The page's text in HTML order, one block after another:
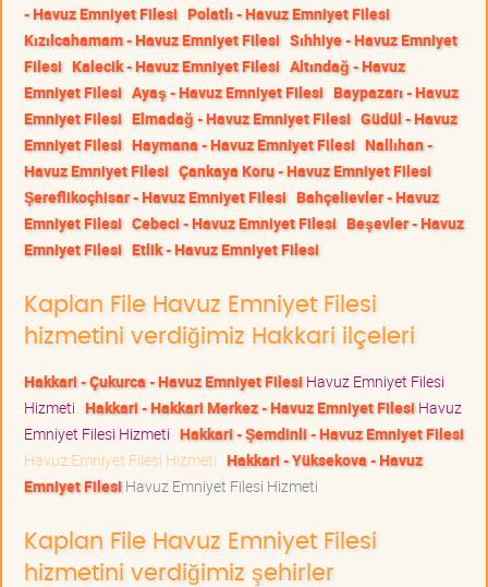
- Havuz Emniyet Filesi Polatlı - Havuz Emniyet Filesi
Kızılcahamam - Havuz Emniyet Filesi Sıhhiye - Havuz Emniyet
Filesi Kalecik - Havuz Emniyet Filesi Altındağ - Havuz
Emniyet Filesi Ayaş - Havuz Emniyet Filesi Baypazarı - Havuz
Emniyet Filesi Elmadağ - Havuz Emniyet Filesi Güdül - Havuz
Emniyet Filesi Haymana - Havuz Emniyet Filesi Nallıhan -
Havuz Emniyet Filesi Çankaya Koru - Havuz Emniyet Filesi
Şereflikoçhisar - Havuz Emniyet Filesi Bahçelievler - Havuz
Emniyet Filesi Cebeci - Havuz Emniyet Filesi Beşevler - Havuz
Emniyet Filesi Etlik - Havuz Emniyet Filesi
Kaplan File Havuz Emniyet Filesi
hizmetini verdiğimiz Hakkari ilçeleri
Hakkari - Çukurca - Havuz Emniyet Filesi Havuz Emniyet Filesi
Hizmeti Hakkari - Hakkari Merkez - Havuz Emniyet Filesi Havuz
Emniyet Filesi Hizmeti Hakkari - Şemdinli - Havuz Emniyet Filesi
Havuz Emniyet Filesi Hizmeti Hakkari - Yüksekova - Havuz
Emniyet Filesi Havuz Emniyet Filesi Hizmeti
Kaplan File Havuz Emniyet Filesi
hizmetini verdiğimiz şehirler